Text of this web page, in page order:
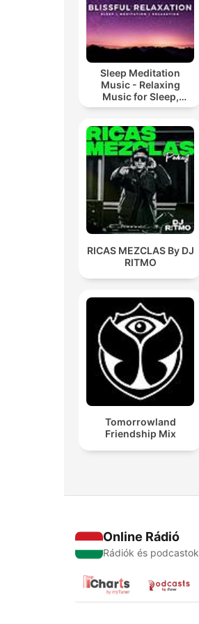
Sleep Meditation
Music - Relaxing
Music for Sleep,
Meditation &
RICAS MEZCLAS By DJ
RITMO
Tomorrowland
Friendship Mix
Online Rádió
Rádiók és podcastok